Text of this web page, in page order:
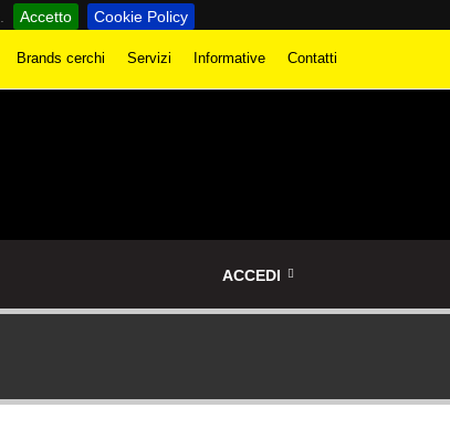
Accetto Cookie Policy
Brands cerchi Servizi Informative Contatti
ACCEDI